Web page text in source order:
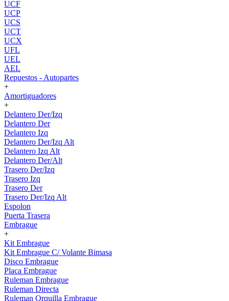
UCF
UCP
UCS
UCT
UCX
UFL
UEL
AEL
Repuestos - Autopartes
+
Amortiguadores
+
Delantero Der/Izq
Delantero Der
Delantero Izq
Delantero Der/Izq Alt
Delantero Izq Alt
Delantero Der/Alt
Trasero Der/Izq
Trasero Izq
Trasero Der
Trasero Der/Izq Alt
Espolon
Puerta Trasera
Embrague
+
Kit Embrague
Kit Embrague C/ Volante Bimasa
Disco Embrague
Placa Embrague
Ruleman Embrague
Ruleman Directa
Ruleman Orquilla Embrague